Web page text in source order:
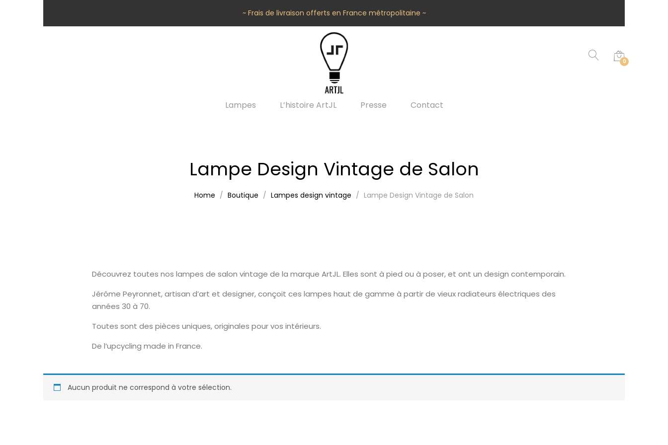
~ Frais de livraison offerts en France métropolitaine ~
0
Lampes L’histoire ArtJL Presse Contact
Lampe Design Vintage de Salon
Home Boutique Lampes design vintage Lampe Design Vintage de Salon
Découvrez toutes nos lampes de salon vintage de la marque ArtJL. Elles sont à pied ou à poser, et ont un design contemporain.
Jérôme Peyronnet, artisan d’art et designer, conçoit ces lampes haut de gamme à partir de vieux radiateurs électriques des
années 30 à 70.
Toutes sont des pièces uniques, originales pour vos intérieurs.
De l’upcycling made in France.
Aucun produit ne correspond à votre sélection.